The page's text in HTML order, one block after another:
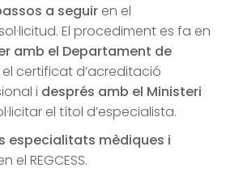
a seguiren el
El procediment es fa en
amb el Departament de
certificat d’acreditació
i després amb el Ministeri
el títol d’especialista.
especialitats mèdiques i
el REGCESS.